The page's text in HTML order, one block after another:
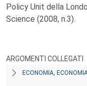
Policy Unit della
Science (2008, n.3).
ARGOMENTI COLLEGATI
ECONOMIA,